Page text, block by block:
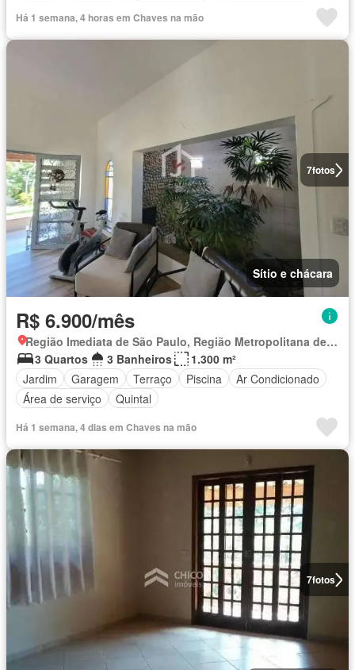
Há 1 semana, 4 horas em Chaves na mão
7fotos
Sítio e chácara
R$ 6.900/mês
Região Imediata de São Paulo, Região Metropolitana de São Paulo
3 Quartos
3 Banheiros
1.300 m²
Jardim
Garagem Terraço Piscina
Ar Condicionado
Área de serviço
Quintal
Há 1 semana, 4 dias em Chaves na mão
7fotos